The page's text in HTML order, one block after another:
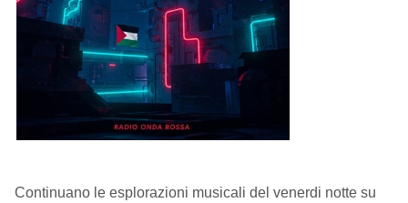
Continuano le esplorazioni musicali del venerdi notte su